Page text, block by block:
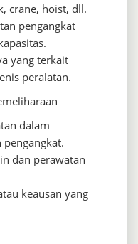
crane, hoist, dll.
pengangkat
yang terkait
peralatan.
dalam
dan perawatan
keausan yang